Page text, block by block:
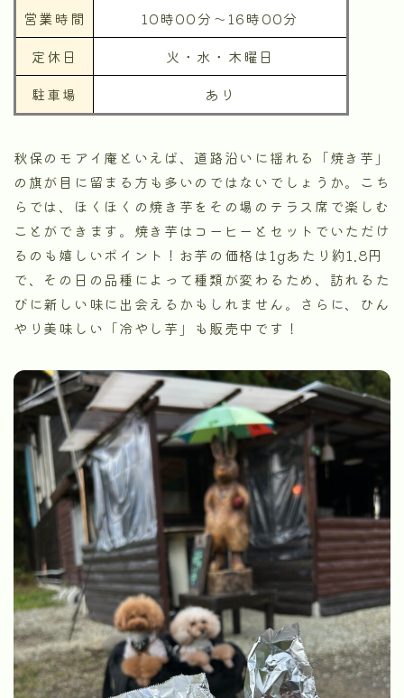
営業時間
10時00分～16時00分
定休日
火・水・木曜日
駐車場
あり
秋保のモアイ庵といえば、道路沿いに揺れる「焼き芋」
の旗が目に留まる方も多いのではないでしょうか。こち
らでは、ほくほくの焼き芋をその場のテラス席で楽しむ
ことができます。焼き芋はコーヒーとセットでいただけ
るのも嬉しいポイント！お芋の価格は1gあたり約1.8円
で、その日の品種によって種類が変わるため、訪れるた
びに新しい味に出会えるかもしれません。さらに、ひん
やり美味しい「冷やし芋」も販売中です！